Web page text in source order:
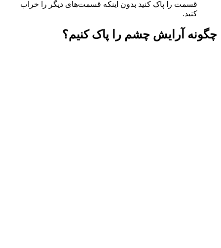
قسمت را پاک کنید بدون اینکه قسمت‌های دیگر را خراب
کنید.
چگونه آرایش چشم را پاک کنیم؟